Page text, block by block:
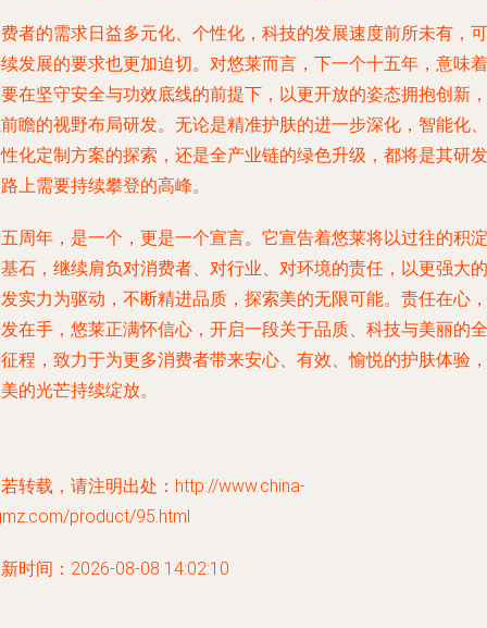
者的需求日益多元化、个性化，科技的发展速度前所未有，可
发展的要求也更加迫切。对悠莱而言，下一个十五年，意味着
在坚守安全与功效底线的前提下，以更开放的姿态拥抱创新，
瞻的视野布局研发。无论是精准护肤的进一步深化，智能化、
化定制方案的探索，还是全产业链的绿色升级，都将是其研发
上需要持续攀登的高峰。
周年，是一个，更是一个宣言。它宣告着悠莱将以过往的积淀
石，继续肩负对消费者、对行业、对环境的责任，以更强大的
实力为驱动，不断精进品质，探索美的无限可能。责任在心，
在手，悠莱正满怀信心，开启一段关于品质、科技与美丽的全
程，致力于为更多消费者带来安心、有效、愉悦的护肤体验，
的光芒持续绽放。
转载，请注明出处：http://www.china-
product/95.html
时间：2026-08-08 14:02:10